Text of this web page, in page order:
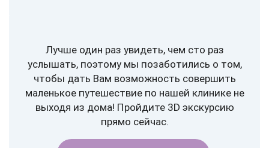
Лучше один раз увидеть, чем сто раз
услышать, поэтому мы позаботились о том,
чтобы дать Вам возможность совершить
маленькое путешествие по нашей клинике не
выходя из дома! Пройдите 3D экскурсию
прямо сейчас.